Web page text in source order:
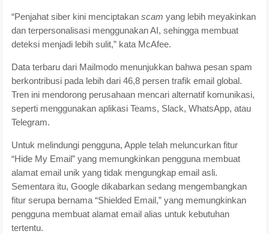
“Penjahat siber kini menciptakan scam yang lebih meyakinkan
dan terpersonalisasi menggunakan AI, sehingga membuat
deteksi menjadi lebih sulit,” kata McAfee.
Data terbaru dari Mailmodo menunjukkan bahwa pesan spam
berkontribusi pada lebih dari 46,8 persen trafik email global.
Tren ini mendorong perusahaan mencari alternatif komunikasi,
seperti menggunakan aplikasi Teams, Slack, WhatsApp, atau
Telegram.
Untuk melindungi pengguna, Apple telah meluncurkan fitur
“Hide My Email” yang memungkinkan pengguna membuat
alamat email unik yang tidak mengungkap email asli.
Sementara itu, Google dikabarkan sedang mengembangkan
fitur serupa bernama “Shielded Email,” yang memungkinkan
pengguna membuat alamat email alias untuk kebutuhan
tertentu.